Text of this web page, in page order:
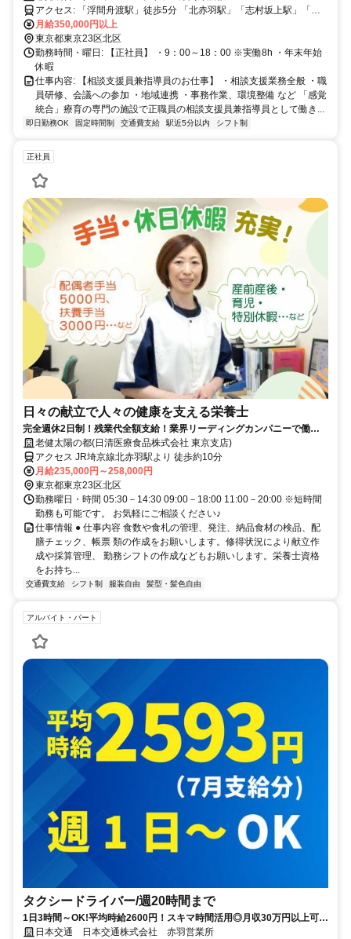
アクセス: 「浮間舟渡駅」徒歩5分 「北赤羽駅」「志村坂上駅」「蓮
根駅」「志村三丁目駅」
月給350,000円以上
東京都東京23区北区
勤務時間・曜日: 【正社員】 ・9：00～18：00 ※実働8h ・年末年始
休暇
仕事内容: 【相談支援員兼指導員のお仕事】 ・相談支援業務全般 ・職
員研修、会議への参加 ・地域連携 ・事務作業、環境整備 など 「感覚
統合」療育の専門の施設で正職員の相談支援員兼指導員として働き...
即日勤務OK 固定時間制 交通費支給 駅近5分以内 シフト制
正社員
日々の献立で人々の健康を支える栄養士
完全週休2日制！残業代全額支給！業界リーディングカンパニーで働き
ませんか？！
老健太陽の都(日清医療食品株式会社 東京支店)
アクセス JR埼京線北赤羽駅より 徒歩約10分
月給235,000円～258,000円
東京都東京23区北区
勤務曜日・時間 05:30－14:30 09:00－18:00 11:00－20:00 ※短時間
勤務も可能です。 お気軽にご相談ください♪
仕事情報 ● 仕事内容 食数や食札の管理、発注、納品食材の検品、配
膳チェック、帳票 類の作成をお願いします。修得状況により献立作
成や採算管理、 勤務シフトの作成などもお願いします。栄養士資格
をお持ち...
交通費支給 シフト制 服装自由 髪型・髪色自由
アルバイト・パート
タクシードライバー/週20時間まで
1日3時間～OK!平均時給2600円！スキマ時間活用◎月収30万円以上可！
免許1つで稼げるオシゴト。
日本交通 日本交通株式会社 赤羽営業所